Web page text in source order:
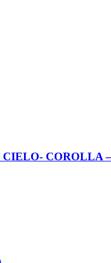
CIELO- COROLLA